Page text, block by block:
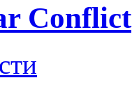
Conflict